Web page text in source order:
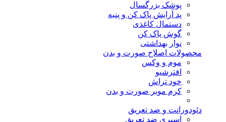
پوشک بزرگسال
پد آرایش پاک کن و پنبه
دستمال کاغذی
گوش پاک کن
نوار بهداشتی
محصولات اصلاح صورت و بدن
موم و وکس
افترشیو
خود تراش
کرم موبر صورت و بدن
دئودورانت و ضد تعریق
اسپری ضد تعریق